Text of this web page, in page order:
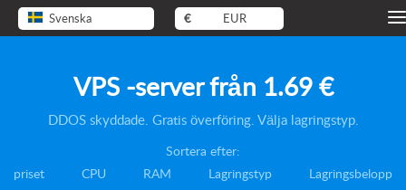
Svenska € EUR
VPS -server från 1.69 €
DDOS skyddade. Gratis överföring. Välja lagringstyp.
Sortera efter:
priset
CPU RAM Lagringstyp Lagringsbelopp